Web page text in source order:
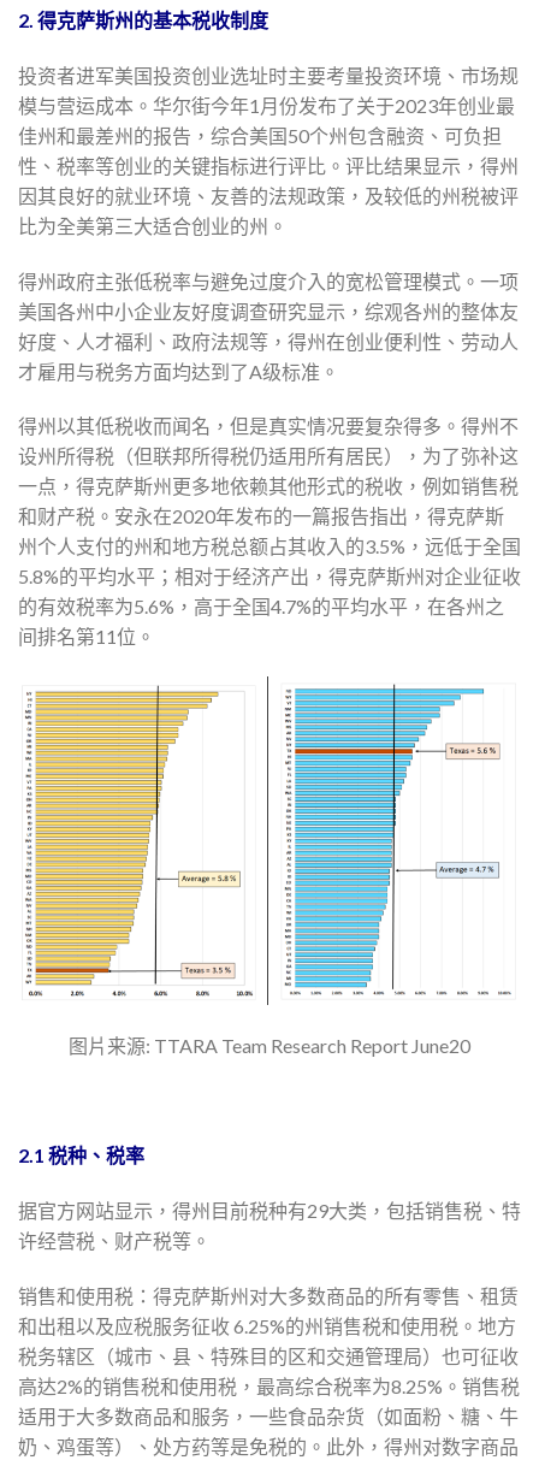
2. 得克萨斯州的基本税收制度
投资者进军美国投资创业选址时主要考量投资环境、市场规
模与营运成本。华尔街今年1月份发布了关于2023年创业最
佳州和最差州的报告，综合美国50个州包含融资、可负担
性、税率等创业的关键指标进行评比。评比结果显示，得州
因其良好的就业环境、友善的法规政策，及较低的州税被评
比为全美第三大适合创业的州。
得州政府主张低税率与避免过度介入的宽松管理模式。一项
美国各州中小企业友好度调查研究显示，综观各州的整体友
好度、人才福利、政府法规等，得州在创业便利性、劳动人
才雇用与税务方面均达到了A级标准。
得州以其低税收而闻名，但是真实情况要复杂得多。得州不
设州所得税（但联邦所得税仍适用所有居民），为了弥补这
一点，得克萨斯州更多地依赖其他形式的税收，例如销售税
和财产税。安永在2020年发布的一篇报告指出，得克萨斯
州个人支付的州和地方税总额占其收入的3.5%，远低于全国
5.8%的平均水平；相对于经济产出，得克萨斯州对企业征收
的有效税率为5.6%，高于全国4.7%的平均水平，在各州之
间排名第11位。
图片来源: TTARA Team Research Report June20
2.1 税种、税率
据官方网站显示，得州目前税种有29大类，包括销售税、特
许经营税、财产税等。
销售和使用税：得克萨斯州对大多数商品的所有零售、租赁
和出租以及应税服务征收 6.25%的州销售税和使用税。地方
税务辖区（城市、县、特殊目的区和交通管理局）也可征收
高达2%的销售税和使用税，最高综合税率为8.25%。销售税
适用于大多数商品和服务，一些食品杂货（如面粉、糖、牛
奶、鸡蛋等）、处方药等是免税的。此外，得州对数字商品